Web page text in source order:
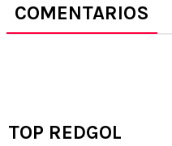
COMENTARIOS
TOP REDGOL